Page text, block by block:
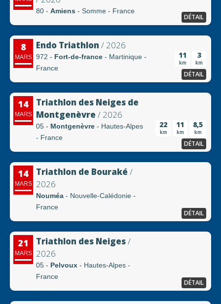
80 - Amiens - Somme - France
DÉTAIL
8
MARS
Endo Triathlon / 2026
972 - Fort-de-france - Martinique -
France
11
km
3
km
DÉTAIL
14
MARS
Triathlon des Neiges de
Montgenèvre / 2026
05 - Montgenèvre - Hautes-Alpes
- France
22
km
11
km
8,5
km
DÉTAIL
14
MARS
Triathlon de Bouraké /
2026
Nouméa - Nouvelle-Calédonie -
France
DÉTAIL
21
MARS
Triathlon des Neiges/
2026
05 - Pelvoux - Hautes-Alpes -
France
DÉTAIL